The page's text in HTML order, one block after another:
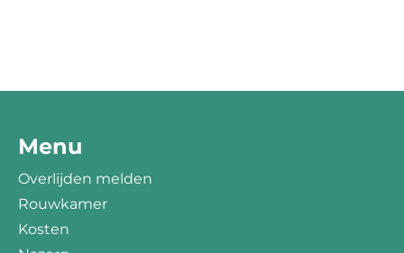
Menu
Overlijden melden
Rouwkamer
Kosten